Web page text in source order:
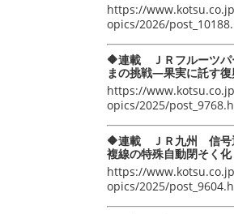
https://
opics/2026/
🔶連載 ＪＲフルーツパ
まの挑戦―果実に託す
https://
opics/2025/
🔶連載 ＪＲ九州 信号
複線の特殊自動閉そく化
https://
opics/2025/